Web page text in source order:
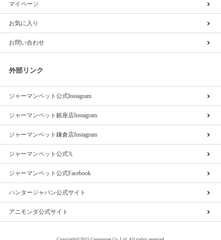
マイページ
お気に入り
お問い合わせ
外部リンク
ジャーマンペット公式Instagram
ジャーマンペット銀座店Instagram
ジャーマンペット鎌倉店Instagram
ジャーマンペット公式𝕏
ジャーマンペット公式Facebook
ハンタージャパン公式サイト
アニモンダ公式サイト